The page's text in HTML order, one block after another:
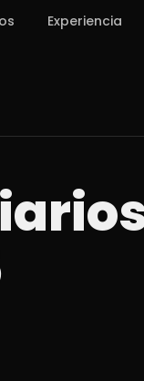
Experiencia